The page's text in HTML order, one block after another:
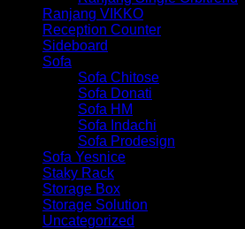
Ranjang VIKKO
Reception Counter
Sideboard
Sofa
Sofa Chitose
Sofa Donati
Sofa HM
Sofa Indachi
Sofa Prodesign
Sofa Yesnice
Staky Rack
Storage Box
Storage Solution
Uncategorized